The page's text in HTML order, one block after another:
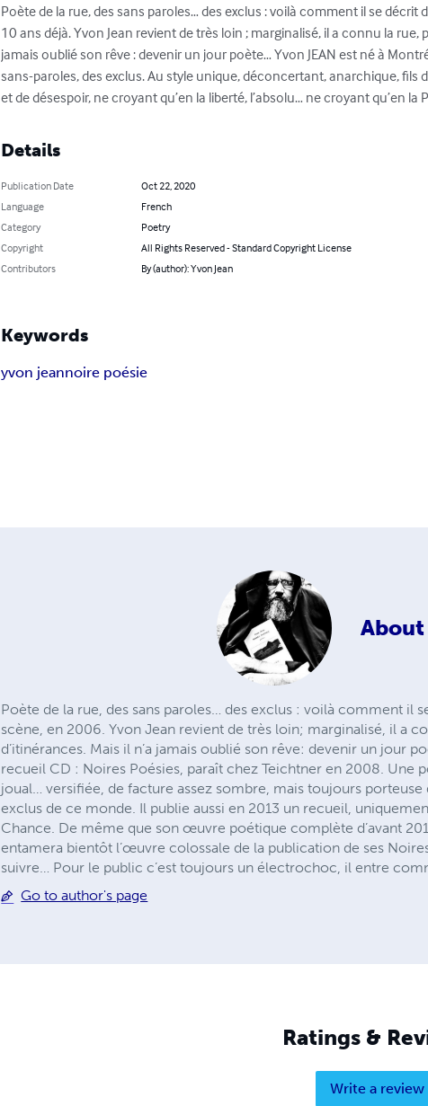
Poète de la rue, des sans paroles… des exclus : voilà comment il se
10 ans déjà. Yvon Jean revient de très loin ; marginalisé, il a connu la rue,
jamais oublié son rêve : devenir un jour poète… Yvon JEAN est né à
sans-paroles, des exclus. Au style unique, déconcertant, anarchique, fils
et de désespoir, ne croyant qu’en la liberté, l’absolu… ne croyant qu’en la
Details
Publication Date
Oct 22, 2020
Language
French
Category
Poetry
Copyright
All Rights Reserved - Standard Copyright License
Contributors
By (author): Yvon Jean
Keywords
yvon jeannoire poésie
About
Poète de la rue, des sans paroles… des exclus : voilà comment il
scène, en 2006. Yvon Jean revient de très loin; marginalisé, il a
d’itinérances. Mais il n’a jamais oublié son rêve: devenir un jour
recueil CD : Noires Poésies, paraît chez Teichtner en 2008. Une
joual… versifiée, de facture assez sombre, mais toujours
exclus de ce monde. Il publie aussi en 2013 un recueil,
Chance. De même que son œuvre poétique complète d’avant
entamera bientôt l’œuvre colossale de la publication de ses
suivre… Pour le public c’est toujours un électrochoc, il entre
Go to author's page
Ratings &
Write a review